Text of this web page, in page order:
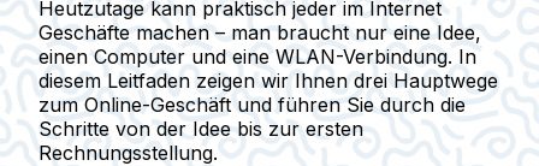
Heutzutage kann praktisch jeder im Internet
Geschäfte machen – man braucht nur eine Idee,
einen Computer und eine WLAN-Verbindung. In
diesem Leitfaden zeigen wir Ihnen drei Hauptwege
zum Online-Geschäft und führen Sie durch die
Schritte von der Idee bis zur ersten
Rechnungsstellung.